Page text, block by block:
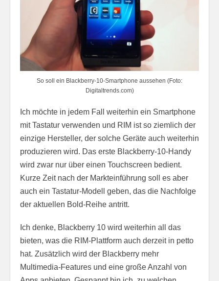
So soll ein Blackberry-10-Smartphone aussehen (Foto:
Digitaltrends.com)
Ich möchte in jedem Fall weiterhin ein Smartphone
mit Tastatur verwenden und RIM ist so ziemlich der
einzige Hersteller, der solche Geräte auch weiterhin
produzieren wird. Das erste Blackberry-10-Handy
wird zwar nur über einen Touchscreen bedient.
Kurze Zeit nach der Markteinführung soll es aber
auch ein Tastatur-Modell geben, das die Nachfolge
der aktuellen Bold-Reihe antritt.
Ich denke, Blackberry 10 wird weiterhin all das
bieten, was die RIM-Plattform auch derzeit in petto
hat. Zusätzlich wird der Blackberry mehr
Multimedia-Features und eine große Anzahl von